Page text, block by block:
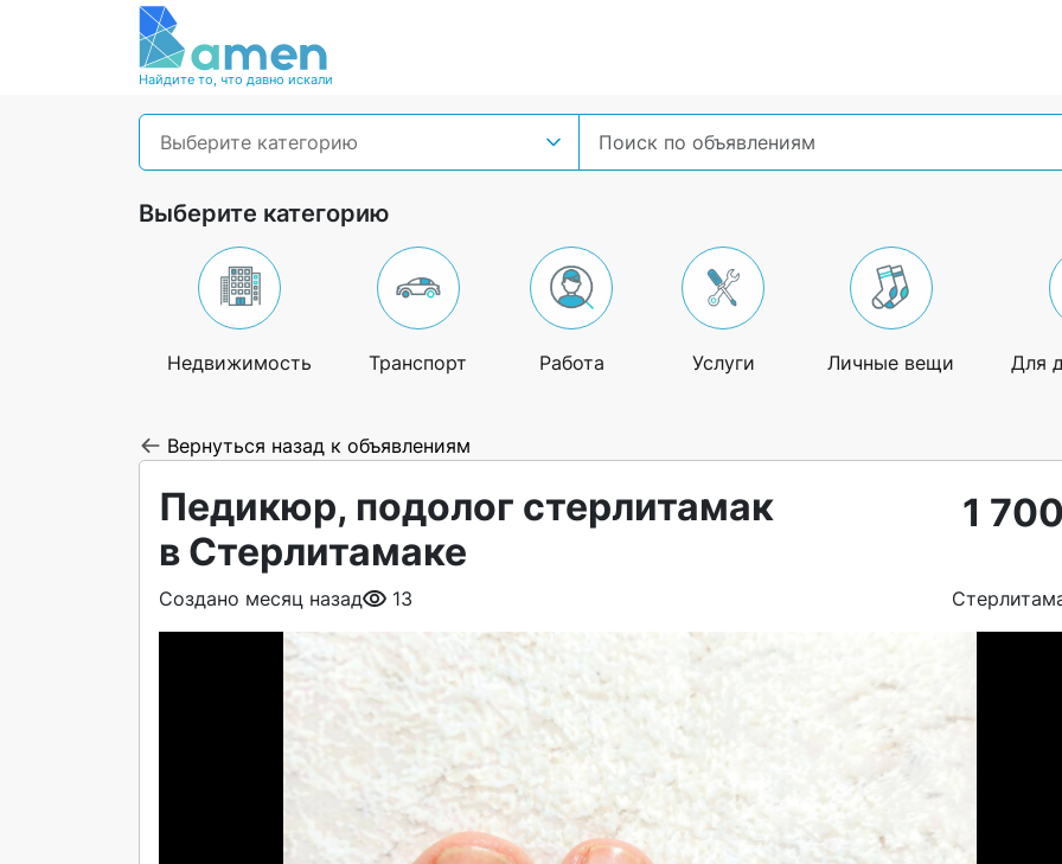
Найдите то, что давно искали
Выберите категорию
Выберите категорию
Недвижимость Транспорт Работа Услуги Личные вещи Для
Вернуться назад к объявлениям
Педикюр, подолог стерлитамак
в Стерлитамаке
1
Создано месяц назад 13